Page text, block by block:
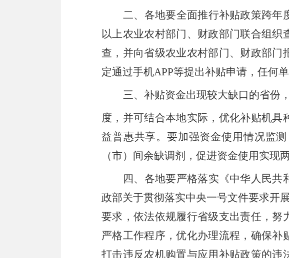
二、各地要全面推行补贴政策跨年
以上农业农村部门、财政部门联合组织
查 ， 并向省级农业农村部门、财政部门
定通过手机APP等提出补贴申请 ， 任何
三、补贴资金出现较大缺口的省份 ，
度 ， 并可结合本地实际 ， 优化补贴机具
益普惠共享。要加强资金使用情况监测
（市） 间余缺调剂 ， 促进资金使用实现
四、各地要严格落实《中华人民
政部关于贯彻落实中央一号文件要求开
要求，依法依规履行省级支出责任，努
严格工作程序，优化办理流程，确保
打击违反农机购置与应用补贴政策的违